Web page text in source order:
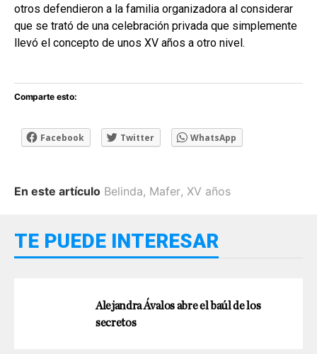
otros defendieron a la familia organizadora al considerar
que se trató de una celebración privada que simplemente
llevó el concepto de unos XV años a otro nivel.
Comparte esto:
Facebook Twitter WhatsApp
En este artículo Belinda, Mafer, XV años
TE PUEDE INTERESAR
Alejandra Ávalos abre el baúl de los
secretos